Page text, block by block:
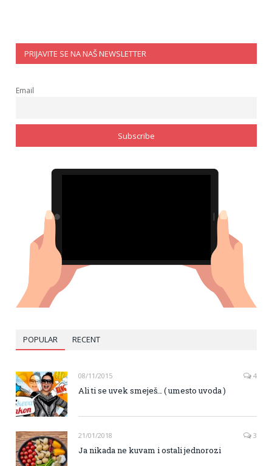
PRIJAVITE SE NA NAŠ NEWSLETTER
Email
POPULAR RECENT
08/11/2015 4
Ali ti se uvek smeješ… ( umesto uvoda )
21/01/2018 3
Ja nikada ne kuvam i ostali jednorozi